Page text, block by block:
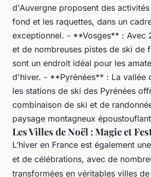
d'Auvergne proposent des
fond et les raquettes, dans un
exceptionnel. - **Vosges** : Avec
et de nombreuses pistes de ski de
sont un endroit idéal pour les
d'hiver. - **Pyrénées** : La vallée
les stations de ski des Pyrénées
combinaison de ski et de
paysage montagneux
Les Villes de Noël : Magie et
L’hiver en France est également
et de célébrations, avec de
transformées en véritables villes